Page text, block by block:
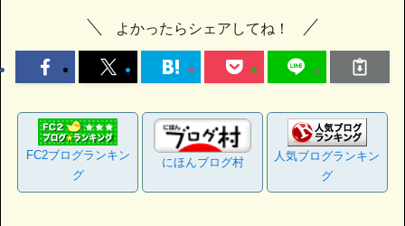
よかったらシェアしてね！
FC2ブログランキン
グ
にほんブログ村
人気ブログランキン
グ